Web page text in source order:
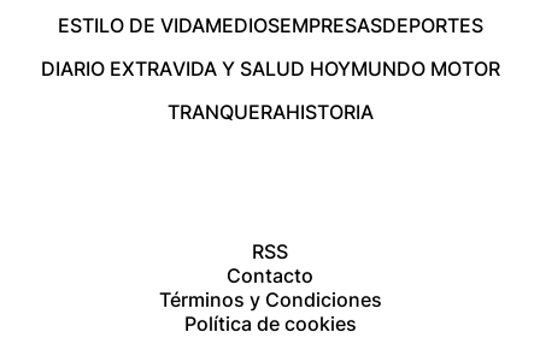
ESTILO DE VIDAMEDIOSEMPRESASDEPORTES
DIARIO EXTRAVIDA Y SALUD HOYMUNDO MOTOR
TRANQUERAHISTORIA
RSS
Contacto
Términos y Condiciones
Política de cookies